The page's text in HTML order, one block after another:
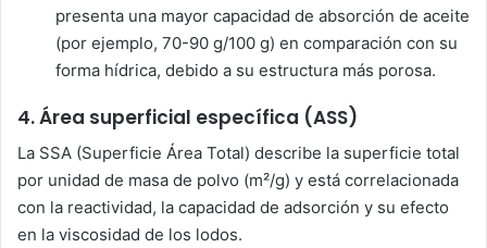
presenta una mayor capacidad de absorción de aceite
(por ejemplo, 70-90 g/100 g) en comparación con su
forma hídrica, debido a su estructura más porosa.
4. Área superficial específica (ASS)
La SSA (Superficie Área Total) describe la superficie total
por unidad de masa de polvo (m²/g) y está correlacionada
con la reactividad, la capacidad de adsorción y su efecto
en la viscosidad de los lodos.